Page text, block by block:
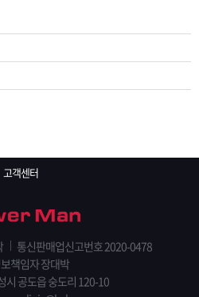
고객센터
통신판매업신고번호 2020-0478
책임자 장대박
시 공도읍 숭도리 120-10